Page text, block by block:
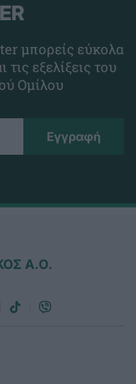
μπορείς εύκολα
εξελίξεις του
Ομίλου
Α.Ο.